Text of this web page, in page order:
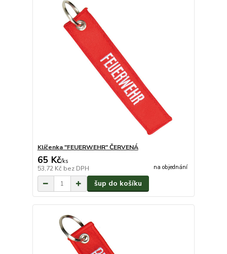
Klíčenka "FEUERWEHR" ČERVENÁ
65 Kč/ks
53,72 Kč bez DPH na objednání
šup do košíku